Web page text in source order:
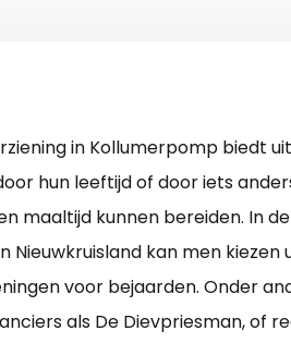
in Kollumerpomp biedt
hun leeftijd of door iets
maaltijd kunnen bereiden. In
Nieuwkruisland kan men kiezen
voor bejaarden. Onder
als De Dievpriesman, of